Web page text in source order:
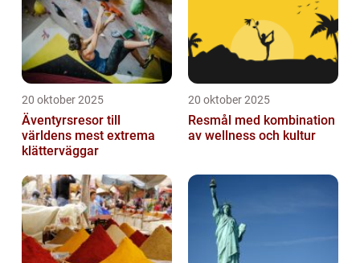
20 oktober 2025
Äventyrsresor till
världens mest extrema
klätterväggar
20 oktober 2025
Resmål med kombination
av wellness och kultur